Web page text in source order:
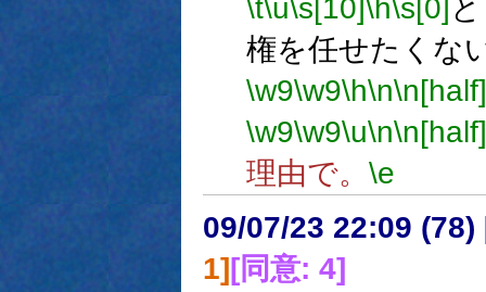
\t\u\s[10]\h\s[0]
権を任せたくな
\w9\w9\h\n\n[half]
\w9\w9\u\n\n[half]
理由で。 \e
09/07/23 22:09 (78)
1][同意: 4]